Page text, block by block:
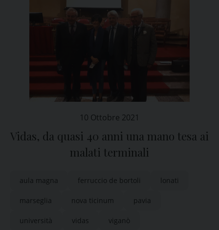
10 Ottobre 2021
Vidas, da quasi 40 anni una mano tesa ai
malati terminali
aula magna ferruccio de bortoli lonati
marseglia nova ticinum pavia
università vidas viganò